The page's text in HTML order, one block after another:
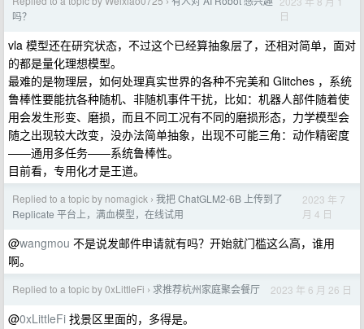
吗？
日
vla 模型还在研究状态，不过这个已经算抽象层了，还相对简单，面对
的都是量化理想模型。
最难的是物理层，如何处理真实世界的各种不完美和 Glitches ，系统
鲁棒性要能抗各种随机、非随机事件干扰，比如：机器人部件随着使
用会发生形变、磨损，而且不同工况有不同的磨损形态，力学模型会
随之出现较大改变，没办法简单抽象，出现不可能三角：动作精密度
——通用多任务——系统鲁棒性。
目前看，专用化才是王道。
Replied to a topic by nomagick › 我把 ChatGLM2-6B 上传到了
Replicate 平台上，满血模型，在线试用
2023 年 7
月 4 日
@wangmou 不是说发邮件申请就有吗？开始就门槛这么高，谁用
啊。
Replied to a topic by 0xLittleFi › 求推荐杭州家庭聚会餐厅 2023 年 6 月 26 日
@0xLittleFi 找景区里面的，多得是。